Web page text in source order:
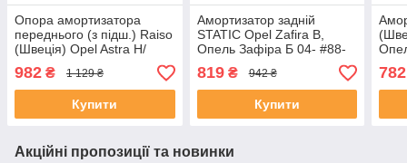
Опора амортизатора
переднього (з підш.) Raiso
(Швеція) Opel Astra H/
Опель Астра Аш 04-14
#RC02834 UAJSGZB4
982 ₴ 1 129 ₴
Купити
Амортизатор задній
STATIC Opel Zafira B,
Опель Зафіра Б 04- #88-
0198 UAQCXFM4
819₴ 942 ₴
Купити
782
Акційні пропозиції та новинки